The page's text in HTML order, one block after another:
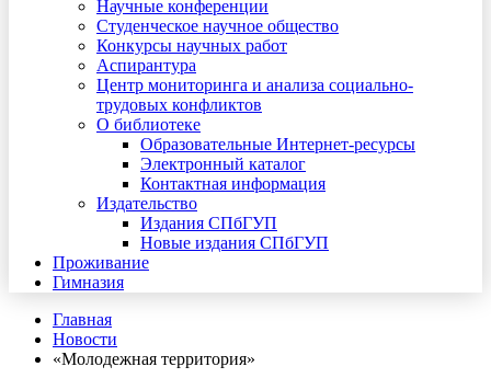
Научные конференции
Студенческое научное общество
Конкурсы научных работ
Аспирантура
Центр мониторинга и анализа социально-
трудовых конфликтов
О библиотеке
Образовательные Интернет-ресурсы
Электронный каталог
Контактная информация
Издательство
Издания СПбГУП
Новые издания СПбГУП
Проживание
Гимназия
Главная
Новости
«Молодежная территория»